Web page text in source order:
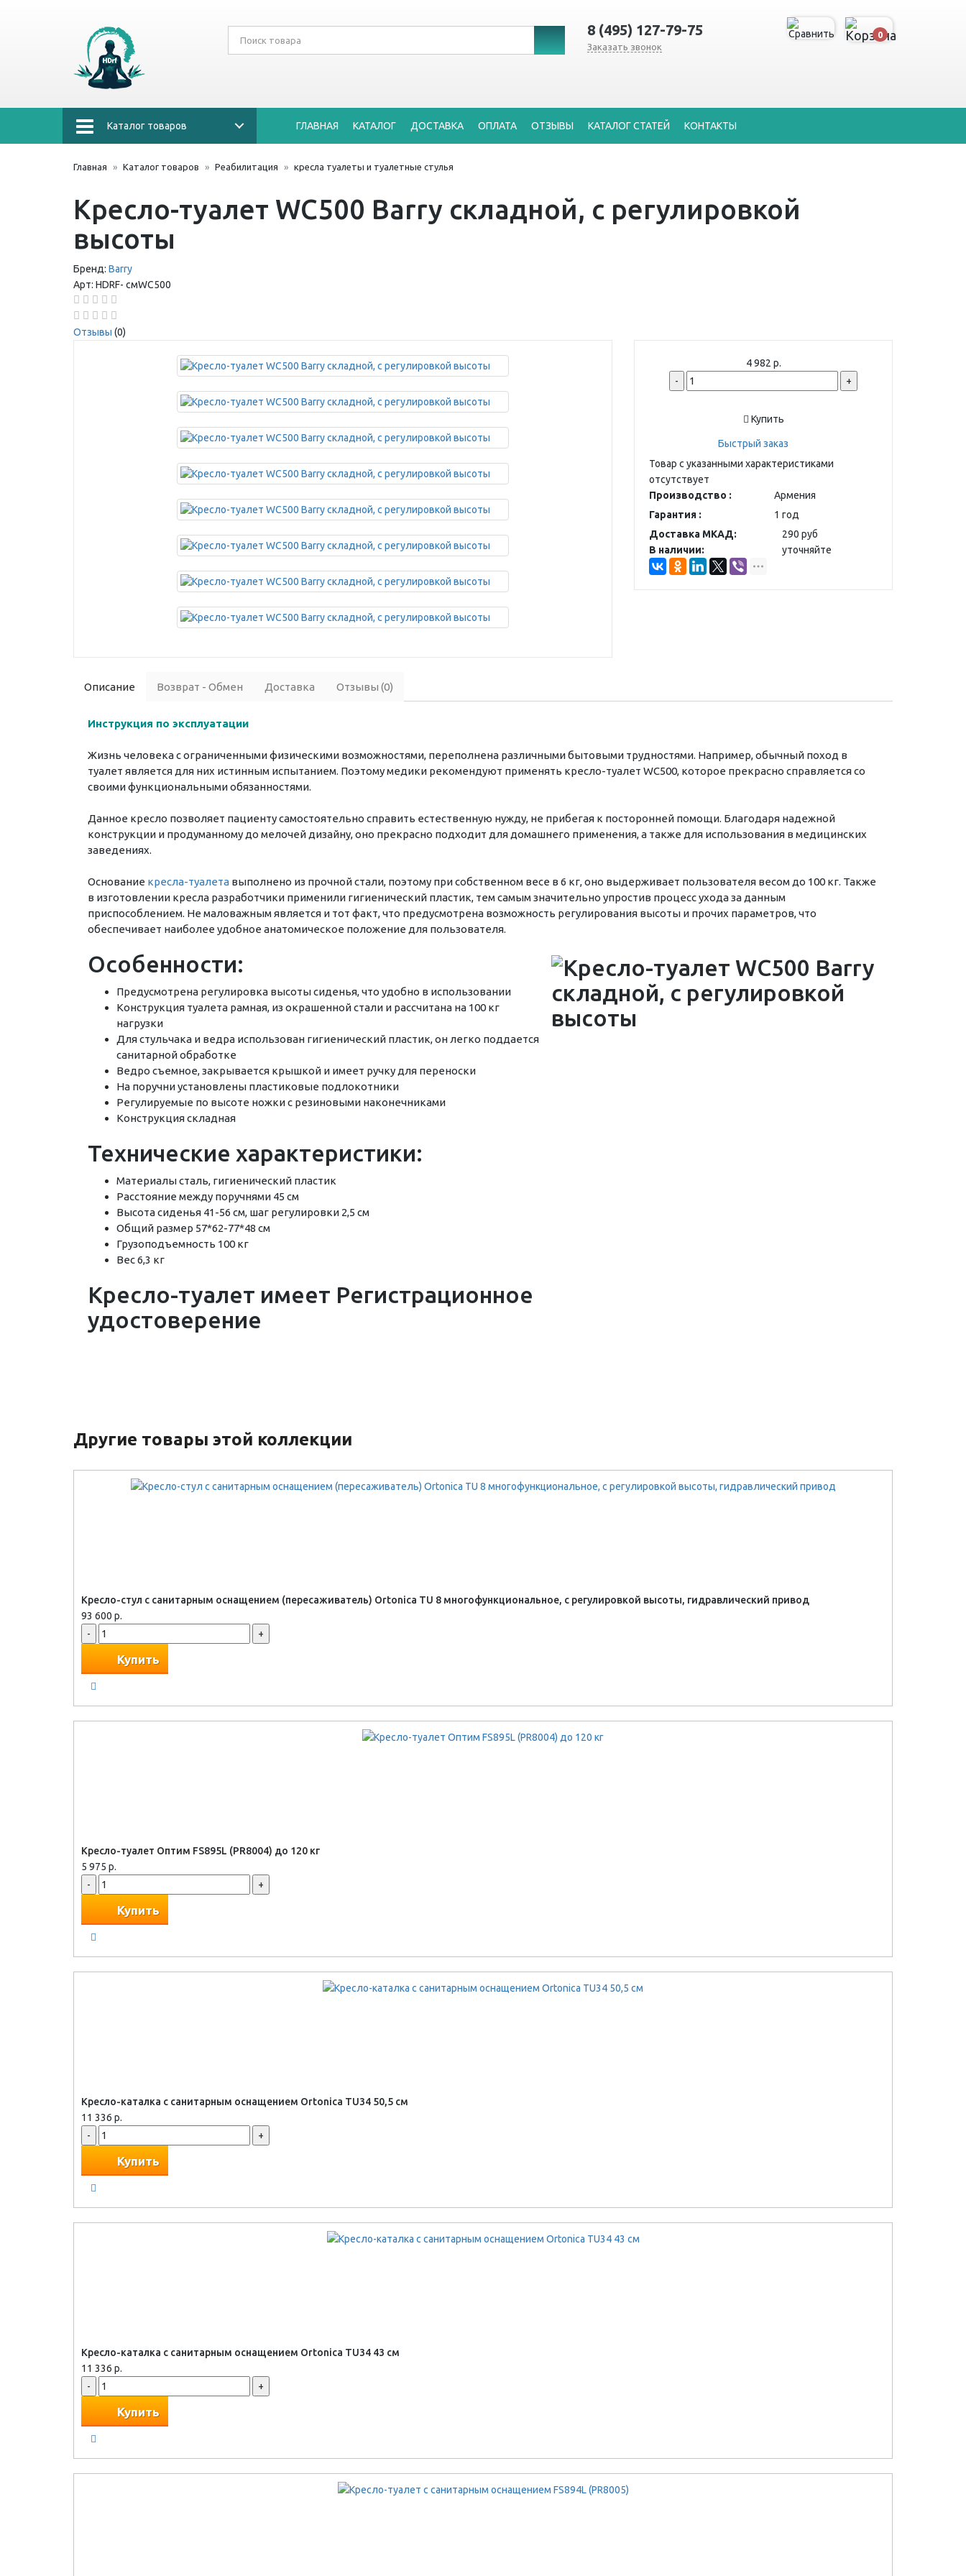
8 (495) 127-79-75
Заказать звонок
0
Каталог товаров ГЛАВНАЯ КАТАЛОГ ДОСТАВКА ОПЛАТА ОТЗЫВЫ КАТАЛОГ СТАТЕЙ КОНТАКТЫ
Главная Каталог товаров Реабилитация кресла туалеты и туалетные стулья
Кресло-туалет WC500 Barry складной, с регулировкой
высоты
Бренд: Barry
Арт: HDRF- смWC500
Отзывы (0)
4 982 р.
-
+
Купить
Быстрый заказ
Товар с указанными характеристиками
отсутствует
Производство :
Армения
Гарантия :
1 год
Доставка МКАД:
290 руб
В наличии:
уточняйте
Описание Возврат - Обмен Доставка Отзывы (0)
Инструкция по эксплуатации
Жизнь человека с ограниченными физическими возможностями, переполнена различными бытовыми трудностями. Например, обычный поход в
туалет является для них истинным испытанием. Поэтому медики рекомендуют применять кресло-туалет WC500, которое прекрасно справляется со
своими функциональными обязанностями.
Данное кресло позволяет пациенту самостоятельно справить естественную нужду, не прибегая к посторонней помощи. Благодаря надежной
конструкции и продуманному до мелочей дизайну, оно прекрасно подходит для домашнего применения, а также для использования в медицинских
заведениях.
Основание кресла-туалета выполнено из прочной стали, поэтому при собственном весе в 6 кг, оно выдерживает пользователя весом до 100 кг. Также
в изготовлении кресла разработчики применили гигиенический пластик, тем самым значительно упростив процесс ухода за данным
приспособлением. Не маловажным является и тот факт, что предусмотрена возможность регулирования высоты и прочих параметров, что
обеспечивает наиболее удобное анатомическое положение для пользователя.
Особенности:
Предусмотрена регулировка высоты сиденья, что удобно в использовании
Конструкция туалета рамная, из окрашенной стали и рассчитана на 100 кг
нагрузки
Для стульчака и ведра использован гигиенический пластик, он легко поддается
санитарной обработке
Ведро съемное, закрывается крышкой и имеет ручку для переноски
На поручни установлены пластиковые подлокотники
Регулируемые по высоте ножки с резиновыми наконечниками
Конструкция складная
Технические характеристики:
Материалы сталь, гигиенический пластик
Расстояние между поручнями 45 см
Высота сиденья 41-56 см, шаг регулировки 2,5 см
Общий размер 57*62-77*48 см
Грузоподъемность 100 кг
Вес 6,3 кг
Кресло-туалет имеет Регистрационное
удостоверение
Другие товары этой коллекции
Кресло-стул с санитарным оснащением (пересаживатель) Ortonica TU 8 многофункциональное, с регулировкой высоты, гидравлический привод
93 600 р.
-
+
Купить
Кресло-туалет Оптим FS895L (PR8004) до 120 кг
5 975 р.
-
+
Купить
Кресло-каталка с санитарным оснащением Ortonica TU34 50,5 см
11 336 р.
-
+
Купить
Кресло-каталка с санитарным оснащением Ortonica TU34 43 см
11 336 р.
-
+
Купить